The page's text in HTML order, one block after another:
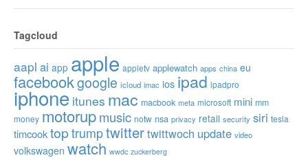
Tagcloud
aapl ai app apple appletv applewatch apps china eu
facebookgoogle icloud imac ios ipad ipadpro
iphone itunes mac macbook meta microsoft mini mm
money motorupmusic notw nsa privacy retail security siri tesla
timcooktop trumptwittertwittwoch update video
volkswagen watch wwdc zuckerberg